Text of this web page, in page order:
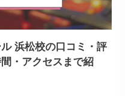
浜松校の口コミ・評
・アクセスまで紹